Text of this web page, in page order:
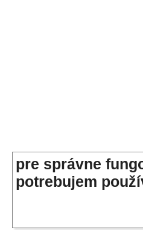
pre správne
potrebujem